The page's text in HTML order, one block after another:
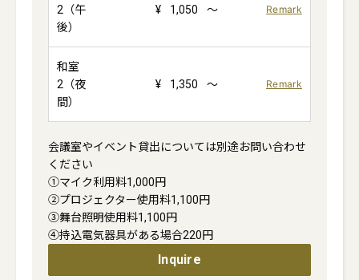
2（午
後）
¥ 1,050 ～ Remark
和室
2（夜
間）
¥ 1,350 ～ Remark
会議室やイベント貸出については別途お問い合わせ
ください
①マイク利用料1,000円
②プロジェクター使用料1,100円
③舞台照明使用料1,100円
④持込電気器具がある場合220円
Inquire